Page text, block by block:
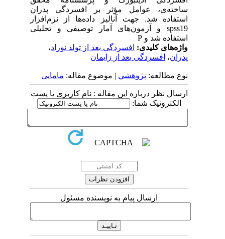
ساخته‌ی، عوامل مؤثر بر افسردگی پدران
استفاده شد. جهت آنالیز داده‌ها از نرم‌افزار
spss19 و آزمون‌های آمار توصیفی و تحلیلی
استفاده شد و P
واژه‌های کلیدی:افسردگی بعد از تولد نوزاد ،
پدران ،افسردگی بعد از زایمان
نوع مطالعه:پژوهشي| موضوع مقاله:مامایی
ارسال نظر درباره این مقاله : نام کاربری یا پست
الکترونیک شما:
ارسال پیام به نویسنده مسئول